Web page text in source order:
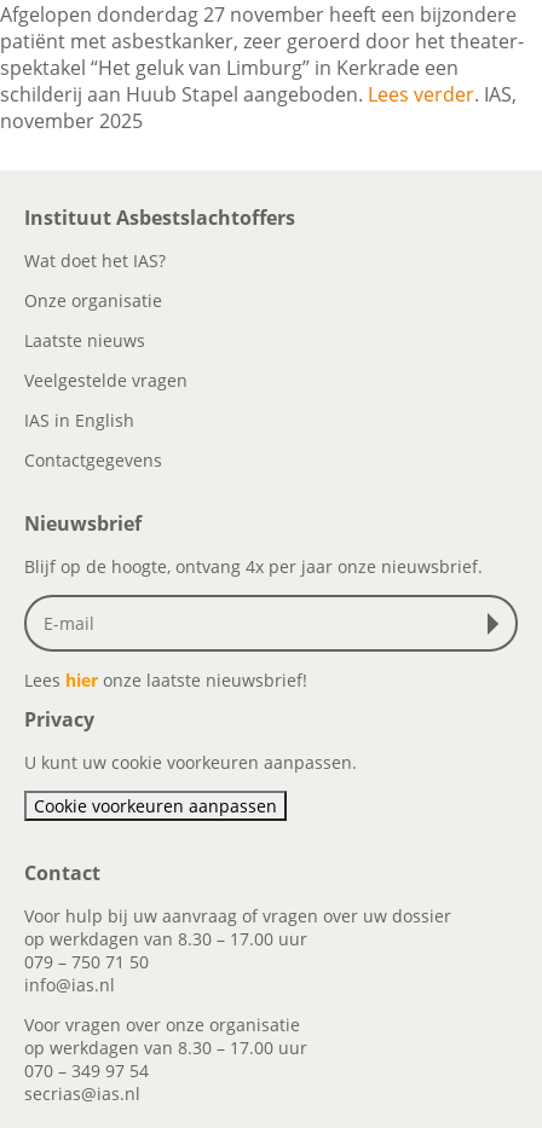
Veelgestelde vragen
Contactgegevens
Zoeken
Afgelopen donderdag 27 november heeft een bijzondere
patiënt met asbestkanker, zeer geroerd door het theater-
spektakel “Het geluk van Limburg” in Kerkrade een
schilderij aan Huub Stapel aangeboden. Lees verder. IAS,
november 2025
Instituut Asbestslachtoffers
Wat doet het IAS?
Onze organisatie
Laatste nieuws
Veelgestelde vragen
IAS in English
Contactgegevens
Nieuwsbrief
Blijf op de hoogte, ontvang 4x per jaar onze nieuwsbrief.
Lees hier onze laatste nieuwsbrief!
Privacy
U kunt uw cookie voorkeuren aanpassen.
Cookie voorkeuren aanpassen
Contact
Voor hulp bij uw aanvraag of vragen over uw dossier
op werkdagen van 8.30 – 17.00 uur
079 – 750 71 50
info@ias.nl
Voor vragen over onze organisatie
op werkdagen van 8.30 – 17.00 uur
070 – 349 97 54
secrias@ias.nl